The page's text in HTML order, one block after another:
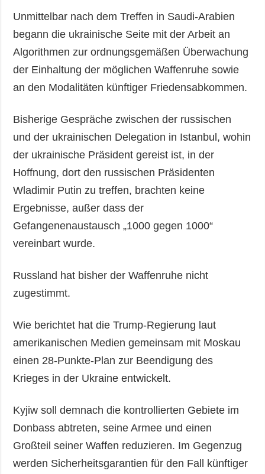
Unmittelbar nach dem Treffen in Saudi-Arabien
begann die ukrainische Seite mit der Arbeit an
Algorithmen zur ordnungsgemäßen Überwachung
der Einhaltung der möglichen Waffenruhe sowie
an den Modalitäten künftiger Friedensabkommen.
Bisherige Gespräche zwischen der russischen
und der ukrainischen Delegation in Istanbul, wohin
der ukrainische Präsident gereist ist, in der
Hoffnung, dort den russischen Präsidenten
Wladimir Putin zu treffen, brachten keine
Ergebnisse, außer dass der
Gefangenenaustausch „1000 gegen 1000“
vereinbart wurde.
Russland hat bisher der Waffenruhe nicht
zugestimmt.
Wie berichtet hat die Trump-Regierung laut
amerikanischen Medien gemeinsam mit Moskau
einen 28-Punkte-Plan zur Beendigung des
Krieges in der Ukraine entwickelt.
Kyjiw soll demnach die kontrollierten Gebiete im
Donbass abtreten, seine Armee und einen
Großteil seiner Waffen reduzieren. Im Gegenzug
werden Sicherheitsgarantien für den Fall künftiger